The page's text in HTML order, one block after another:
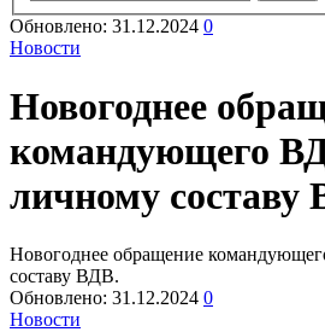
Обновлено: 31.12.2024 0
Новости
Новогоднее
командующего
личному составу
Новогоднее обращение
составу ВДВ.
Обновлено: 31.12.2024 0
Новости